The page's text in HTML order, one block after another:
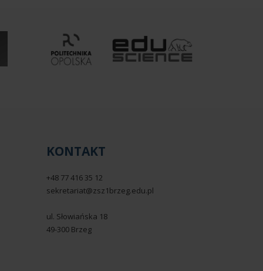
KONTAKT
+48 77 416 35 12
sekretariat@zsz1brzeg.edu.pl
ul. Słowiańska 18
49-300 Brzeg